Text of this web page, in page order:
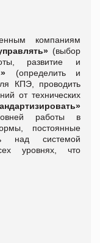
компаниям
(выбор
развитие и
(определить и
КПЭ, проводить
от технических
работы в
постоянные
над системой
уровнях, что